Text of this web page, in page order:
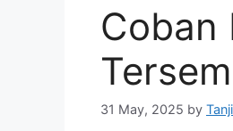
Coban
31 May, 2025 by